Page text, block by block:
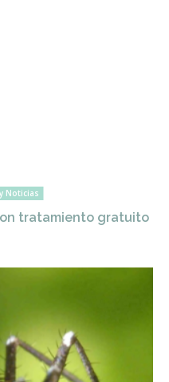
Noticias
tratamiento gratuito